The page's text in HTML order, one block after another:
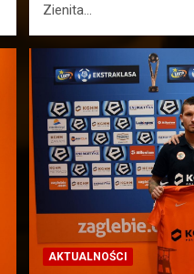
Zienita…
AKTUALNOŚCI